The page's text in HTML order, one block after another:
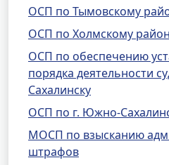
ОСП по Тымовскому
ОСП по Холмскому
ОСП по обеспечению
порядка деятельности
Сахалинску
ОСП по г. Южно-
МОСП по взысканию
штрафов